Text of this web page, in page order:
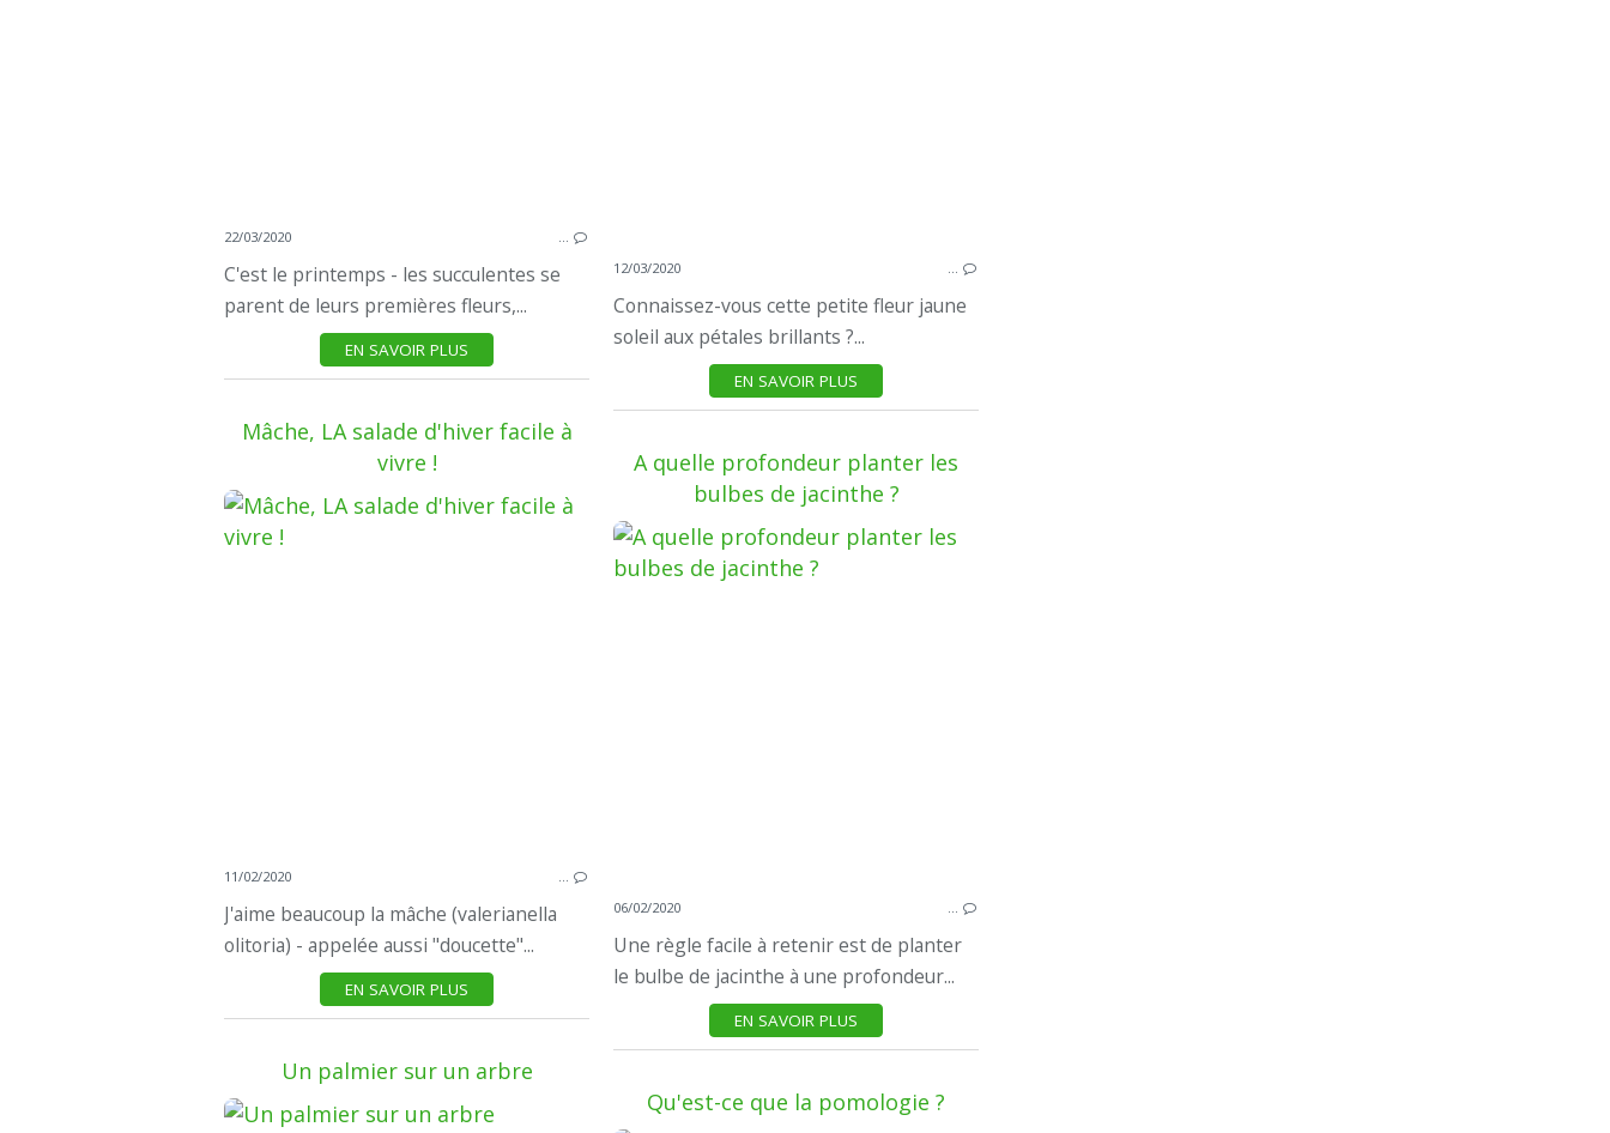
22/03/2020 …
C'est le printemps - les succulentes se
parent de leurs premières fleurs,...
EN SAVOIR PLUS
12/03/2020 …
Connaissez-vous cette petite fleur jaune
soleil aux pétales brillants ?...
EN SAVOIR PLUS
Mâche, LA salade d'hiver facile à
vivre !
CUISINE & GOURMANDISES
11/02/2020 …
J'aime beaucoup la mâche (valerianella
olitoria) - appelée aussi "doucette"...
EN SAVOIR PLUS
A quelle profondeur planter les
bulbes de jacinthe ?
06/02/2020 …
Une règle facile à retenir est de planter
le bulbe de jacinthe à une profondeur...
EN SAVOIR PLUS
Un palmier sur un arbre
Qu'est-ce que la pomologie ?